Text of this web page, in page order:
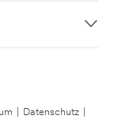
Datenschutz